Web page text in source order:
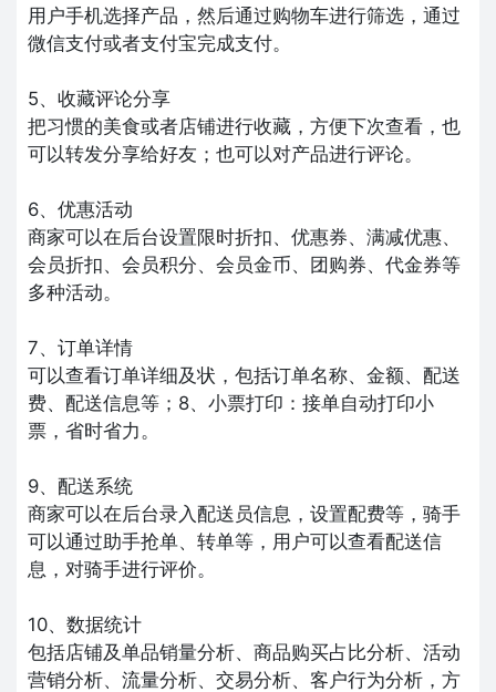
用户手机选择产品，然后通过购物车进行筛选，通过
微信支付或者支付宝完成支付。
5、收藏评论分享
把习惯的美食或者店铺进行收藏，方便下次查看，也
可以转发分享给好友；也可以对产品进行评论。
6、优惠活动
商家可以在后台设置限时折扣、优惠券、满减优惠、
会员折扣、会员积分、会员金币、团购券、代金券等
多种活动。
7、订单详情
可以查看订单详细及状，包括订单名称、金额、配送
费、配送信息等；8、小票打印：接单自动打印小
票，省时省力。
9、配送系统
商家可以在后台录入配送员信息，设置配费等，骑手
可以通过助手抢单、转单等，用户可以查看配送信
息，对骑手进行评价。
10、数据统计
包括店铺及单品销量分析、商品购买占比分析、活动
营销分析、流量分析、交易分析、客户行为分析，方